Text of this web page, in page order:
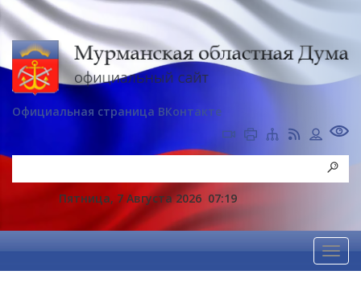
Официальная страница ВКонтакте
Пятница, 7 Августа 2026 07:19